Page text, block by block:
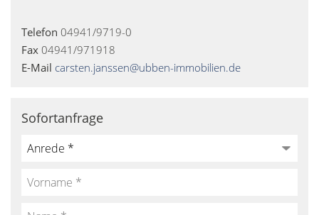
Telefon 04941/9719-0
Fax 04941/971918
E-Mail carsten.janssen@ubben-immobilien.de
Sofortanfrage